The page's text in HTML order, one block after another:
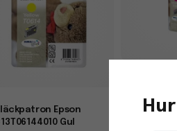
Epson
Gul